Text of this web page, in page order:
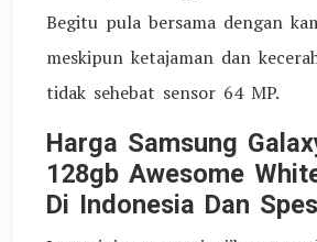
Begitu pula bersama dengan
meskipun ketajaman dan
tidak sehebat sensor 64 MP.
Harga Samsung
128gb Awesome
Di Indonesia Dan